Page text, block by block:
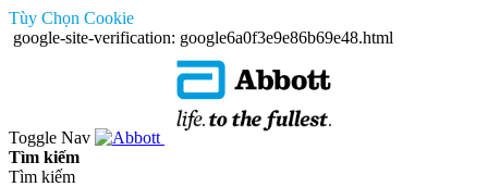
Tùy Chọn Cookie
google-site-verification: google6a0f3e9e86b69e48.html
Toggle Nav
Tìm kiếm
Tìm kiếm